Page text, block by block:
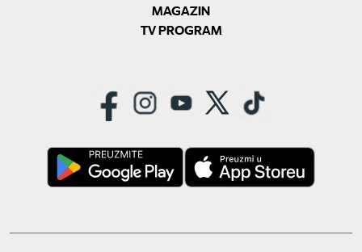
MAGAZIN
TV PROGRAM